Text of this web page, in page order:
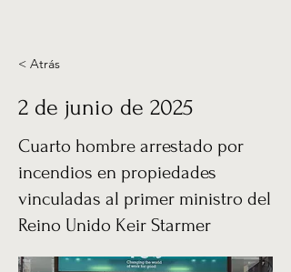
< Atrás
2 de junio de 2025
Cuarto hombre arrestado por
incendios en propiedades
vinculadas al primer ministro del
Reino Unido Keir Starmer